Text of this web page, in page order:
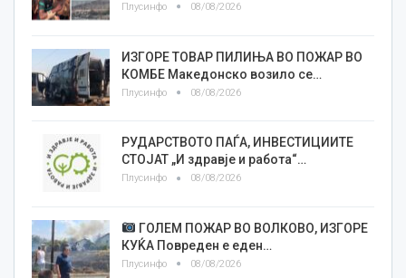
Плусинфо 08/08/2026
ИЗГОРЕ ТОВАР ПИЛИЊА ВО ПОЖАР ВО
КОМБЕ Македонско возило се…
Плусинфо 08/08/2026
РУДАРСТВОТО ПАЃА, ИНВЕСТИЦИИТЕ
СТОЈАТ „И здравје и работа“…
Плусинфо 08/08/2026
ГОЛЕМ ПОЖАР ВО ВОЛКОВО, ИЗГОРЕ
КУЌА Повреден е еден…
Плусинфо 08/08/2026